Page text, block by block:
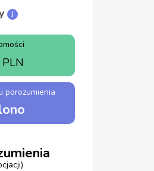
PLN
porozumienia